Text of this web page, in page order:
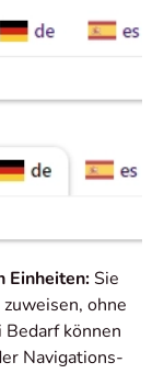
Einheiten:Sie
ohne
können
Navigations-